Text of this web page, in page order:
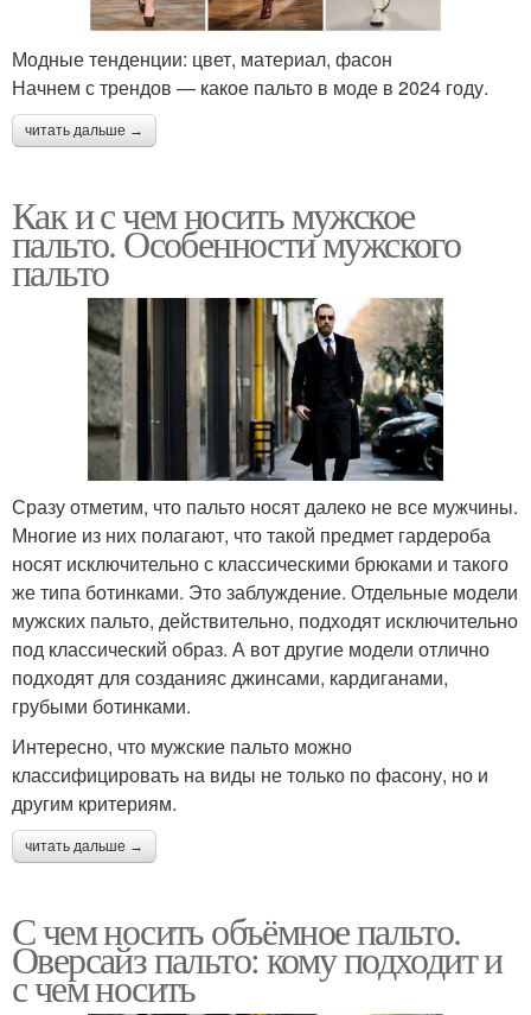
Модные тенденции: цвет, материал, фасон
Начнем с трендов — какое пальто в моде в 2024 году.
читать дальше →
Как и с чем носить мужское
пальто. Особенности мужского
пальто
Сразу отметим, что пальто носят далеко не все мужчины.
Многие из них полагают, что такой предмет гардероба
носят исключительно с классическими брюками и такого
же типа ботинками. Это заблуждение. Отдельные модели
мужских пальто, действительно, подходят исключительно
под классический образ. А вот другие модели отлично
подходят для созданияс джинсами, кардиганами,
грубыми ботинками.
Интересно, что мужские пальто можно
классифицировать на виды не только по фасону, но и
другим критериям.
читать дальше →
С чем носить объёмное пальто.
Оверсайз пальто: кому подходит и
с чем носить